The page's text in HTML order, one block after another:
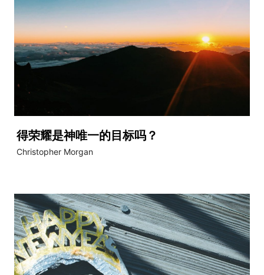
得荣耀是神唯一的目标吗？
Christopher Morgan